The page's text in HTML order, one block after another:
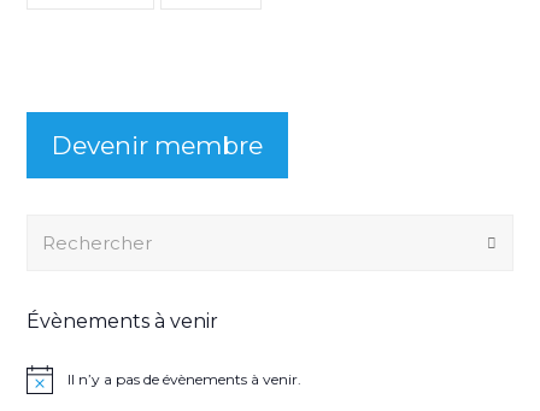
Devenir membre
Évènements à venir
Il n’y a pas de évènements à venir.